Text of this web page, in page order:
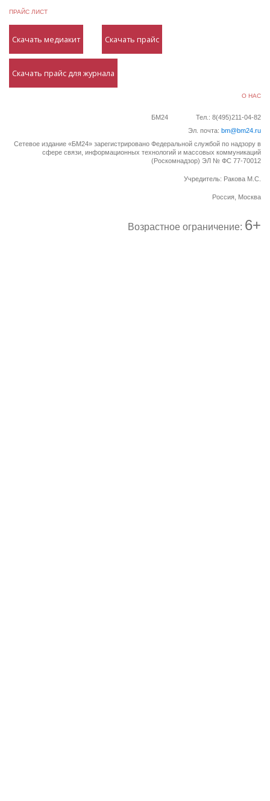
ПРАЙС ЛИСТ
Скачать медиакит Скачать прайс
Скачать прайс для журнала
О НАС
БМ24
Тел.: 8(495)211-04-82
Эл. почта: bm@bm24.ru
Сетевое издание «БМ24» зарегистрировано Федеральной службой по надзору в
сфере связи, информационных технологий и массовых коммуникаций
(Роскомнадзор) ЭЛ № ФС 77-70012
Учредитель: Ракова М.С.
Россия, Москва
Возрастное ограничение: 6+